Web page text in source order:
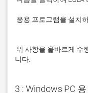
니다.
3 : Windows PC